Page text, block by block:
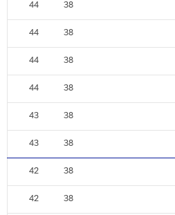
38
44
38
44
38
44
38
44
38
43
38
43
38
42
38
42